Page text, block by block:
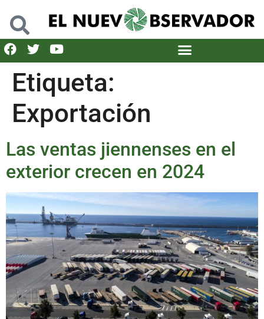
Etiqueta:
Exportación
Las ventas jiennenses en el
exterior crecen en 2024